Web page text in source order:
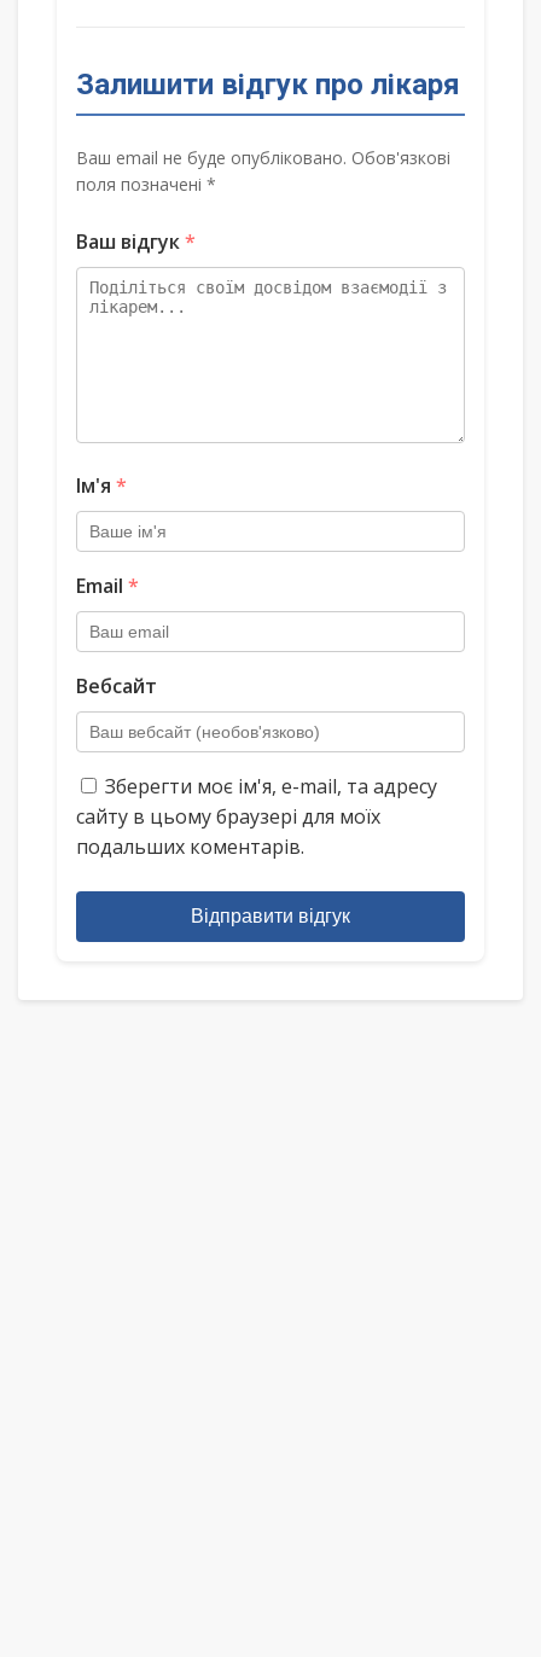
Залишити відгук про лікаря
Ваш email не буде опубліковано. Обов'язкові
поля позначені *
Ваш відгук*
Ім'я *
Email *
Вебсайт
Зберегти моє ім'я, e-mail, та адресу
сайту в цьому браузері для моїх
подальших коментарів.
Відправити відгук